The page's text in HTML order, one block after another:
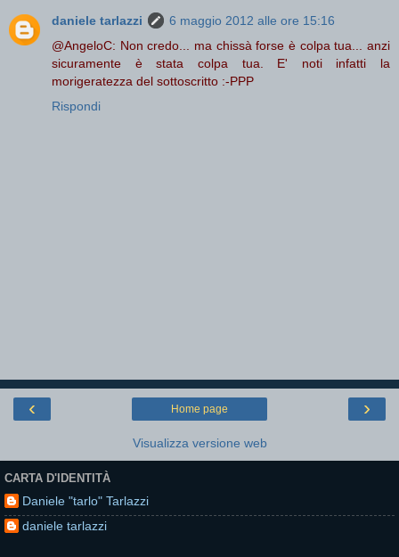
daniele tarlazzi
6 maggio 2012 alle ore 15:16
@AngeloC: Non credo... ma chissà forse è colpa tua... anzi
sicuramente è stata colpa tua. E' noti infatti la
morigeratezza del sottoscritto :-PPP
Rispondi
‹ ›
Home page
Visualizza versione web
CARTA D'IDENTITÀ
Daniele "tarlo" Tarlazzi
daniele tarlazzi